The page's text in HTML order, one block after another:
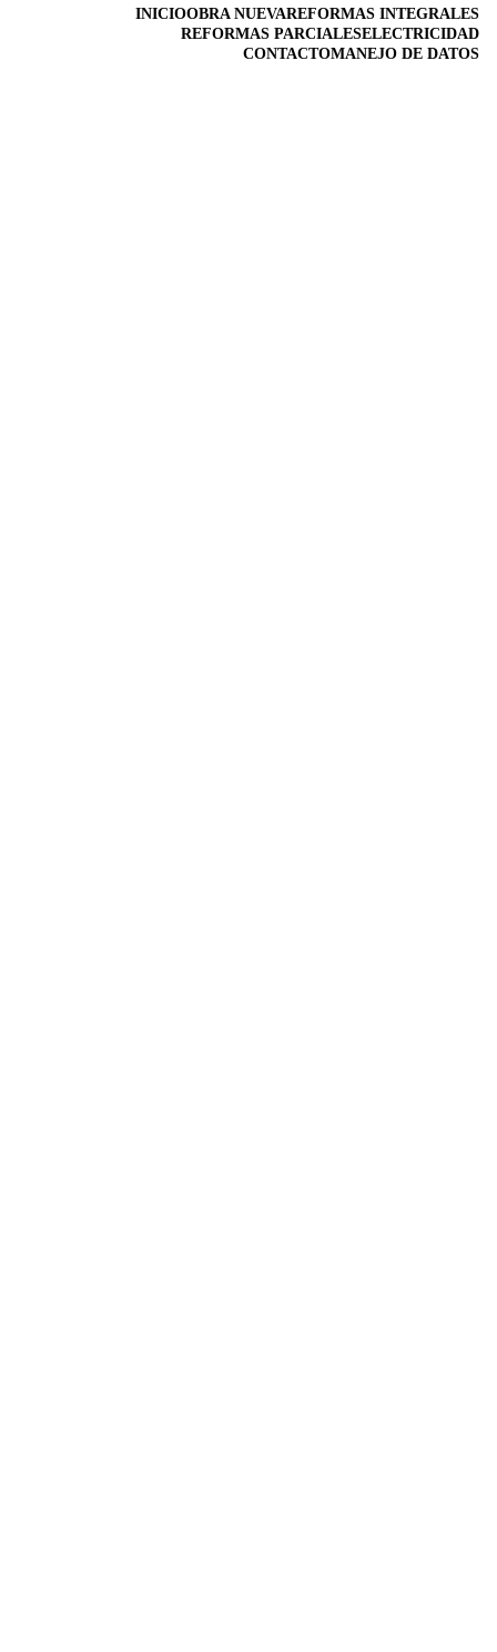
INICIOOBRA NUEVAREFORMAS INTEGRALES
REFORMAS PARCIALESELECTRICIDAD
CONTACTOMANEJO DE DATOS